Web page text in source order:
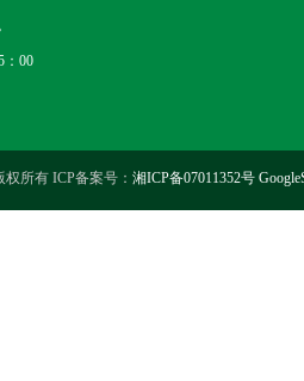
：00
所有 ICP备案号： 湘ICP备07011352号